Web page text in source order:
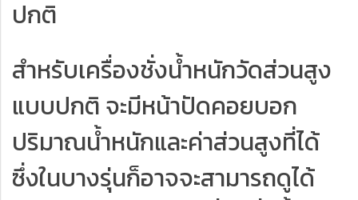
ปกติ
สำหรับเครื่องชั่งน้ำหนักวัดส่วนสูง
แบบปกติ จะมีหน้าปัดคอยบอก
ปริมาณน้ำหนักและค่าส่วนสูงที่ได้
ซึ่งในบางรุ่นก็อาจจะสามารถดูได้